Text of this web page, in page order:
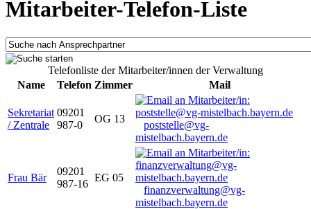
Mitarbeiter-Telefon-Liste
Telefonliste der Mitarbeiter/innen der Verwaltung
Name
Telefon Zimmer Mail
Sekretariat
/ Zentrale
09201
987-0
OG 13
poststelle@vg-
mistelbach.bayern.de
Frau Bär
09201
987-16
EG 05
finanzverwaltung@vg-
mistelbach.bayern.de